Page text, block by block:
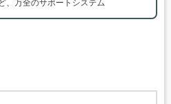
、万全のサポートシステム